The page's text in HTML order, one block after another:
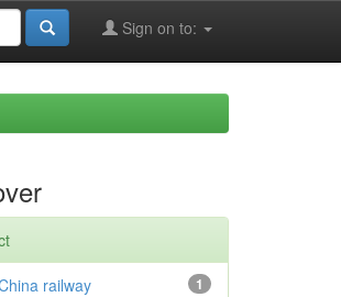
Sign on to:
1
railway